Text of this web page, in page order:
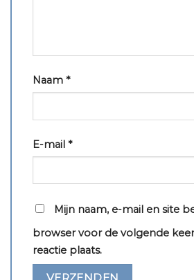
Naam *
E-mail *
Mijn naam, e-mail en site
browser voor de volgende
reactie plaats.